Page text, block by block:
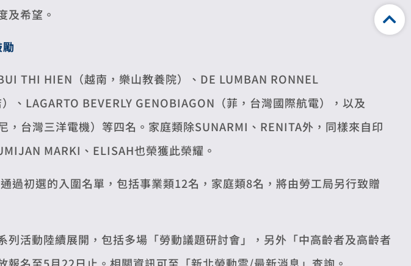
及希望。
THI HIEN（越南，樂山教養院）、DE LUMBAN RONNEL
、LAGARTO BEVERLY GENOBIAGON（菲，台灣國際航電），以及
，台灣三洋電機）等四名。家庭類除SUNARMI、RENITA外，同樣來自印
MARKI、ELISAH也榮獲此榮耀。
過初選的入圍名單，包括事業類12名，家庭類8名，將由勞工局另行致贈
列活動陸續展開，包括多場「勞動議題研討會」，另外「中高齡者及高齡者